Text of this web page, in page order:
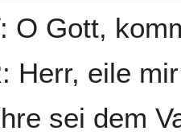
O Gott,
Herr, eile
sei dem